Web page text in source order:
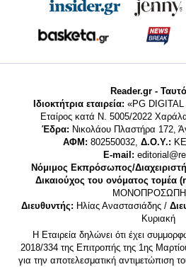
Reader.gr -
Ιδιοκτήτρια εταιρεία: «PG
Εταίρος κατά Ν. 5005/2022
Έδρα: Νικολάου Πλαστήρα 172,
ΑΦΜ: 802550032, Δ.Ο.Υ.:
E-mail:
Νόμιμος Εκπρόσωπος/
Δικαιούχος του ονόματος τομέα
Διευθυντής: Ηλίας Αναστασιάδης /
Κυριακή
Η Εταιρεία δηλώνει ότι έχει
2018/334 της Επιτροπής της 1ης
για την αποτελεσματική αντιμετώπιση